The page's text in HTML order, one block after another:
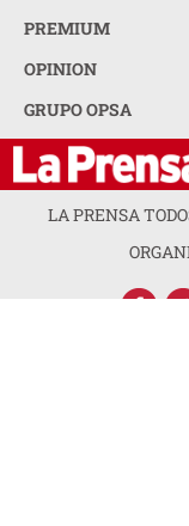
PREMIUM
OPINION
GRUPO OPSA
LA PRENSA